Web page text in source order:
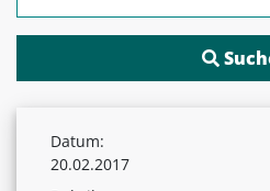
Datum:
20.02.2017